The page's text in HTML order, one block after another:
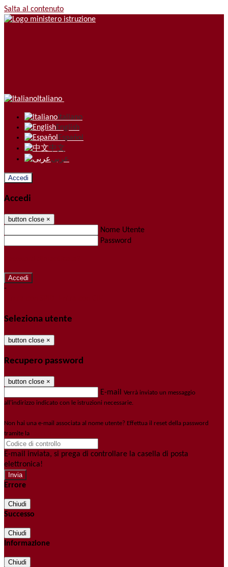
Salta al contenuto
Italiano
Italiano
English
Español
中文
عربى
Accedi
Accedi
button close ×
Nome Utente
Password
-
Seleziona utente
button close ×
Recupero password
button close ×
E-mail Verrà inviato un messaggio
all'indirizzo indicato con le istruzioni necessarie.
Non hai una e-mail associata al nome utente? Effettua il reset della password
tramite la
E-mail inviata, si prega di controllare la casella di posta
elettronica!
Errore
Chiudi
Successo
Chiudi
Informazione
Chiudi